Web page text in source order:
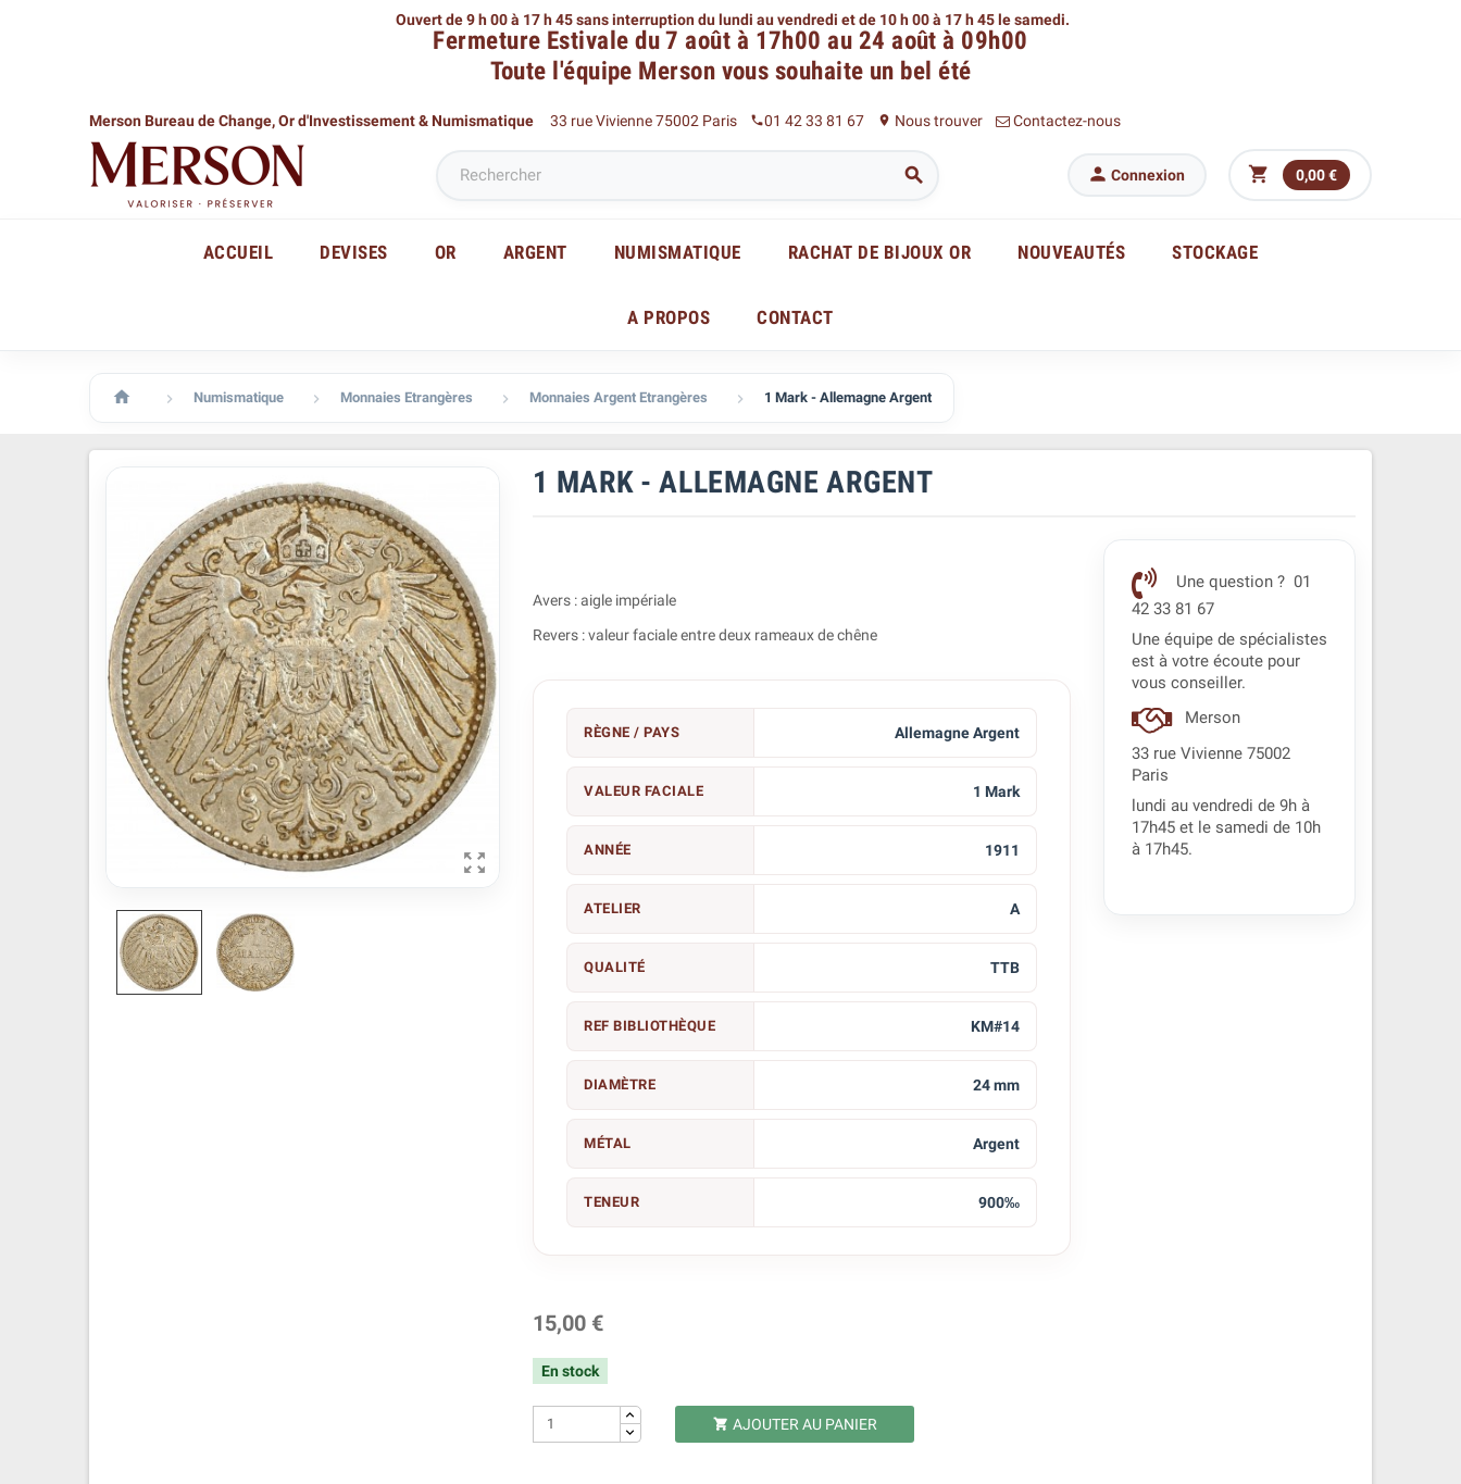
Ouvert de 9 h 00 à 17 h 45 sans interruption du lundi au vendredi et de 10 h 00 à 17 h 45 le samedi.
Fermeture Estivale du 7 août à 17h00 au 24 août à 09h00
Toute l'équipe Merson vous souhaite un bel été
Merson Bureau de Change, Or d'Investissement & Numismatique 33 rue Vivienne 75002 Paris phone01 42 33 81 67 place Nous trouver Contactez-nous
  Connexion  0,00 €
ACCUEIL DEVISES OR ARGENT NUMISMATIQUE RACHAT DE BIJOUX OR NOUVEAUTÉS STOCKAGE
A PROPOS CONTACT
  Numismatique  Monnaies Etrangères  Monnaies Argent Etrangères  1 Mark - Allemagne Argent

1 MARK - ALLEMAGNE ARGENT
Avers : aigle impériale
Revers : valeur faciale entre deux rameaux de chêne
RÈGNE / PAYS Allemagne Argent
VALEUR FACIALE 1 Mark
ANNÉE 1911
ATELIER A
QUALITÉ TTB
REF BIBLIOTHÈQUE KM#14
DIAMÈTRE 24 mm
MÉTAL Argent
TENEUR 900‰
15,00 €
En stock
 AJOUTER AU PANIER
Une question ? 01
42 33 81 67
Une équipe de spécialistes
est à votre écoute pour
vous conseiller.
Merson
33 rue Vivienne 75002
Paris
lundi au vendredi de 9h à
17h45 et le samedi de 10h
à 17h45.